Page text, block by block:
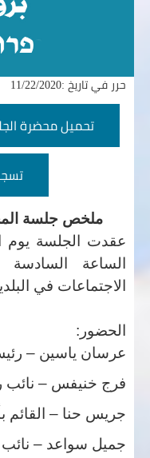
حرر في تاريخ :11/22/2020
تحميل محضرة
ملخص جلسة المجلس
الساعة
الاجتماعات في
الحضور:
عرسان ياسين –
فرج خنيفس – نائب
جريس حنا – القائم
جميل سواعد – نائب